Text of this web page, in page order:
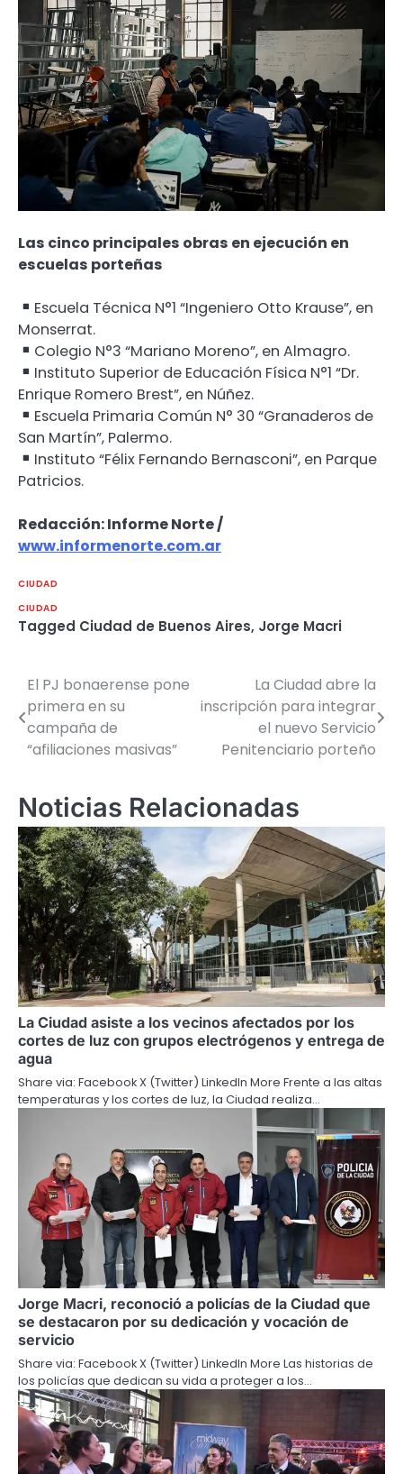
Las cinco principales obras en ejecución en
escuelas porteñas
Escuela Técnica N°1 “Ingeniero Otto Krause”, en
Monserrat.
Colegio N°3 “Mariano Moreno”, en Almagro.
Instituto Superior de Educación Física N°1 “Dr.
Enrique Romero Brest”, en Núñez.
Escuela Primaria Común N° 30 “Granaderos de
San Martín”, Palermo.
Instituto “Félix Fernando Bernasconi”, en Parque
Patricios.
Redacción: Informe Norte /
www.informenorte.com.ar
CIUDAD
CIUDAD
Tagged Ciudad de Buenos Aires, Jorge Macri
Navegación
de
entradas
El PJ bonaerense pone
primera en su
campaña de
“afiliaciones masivas”
La Ciudad abre la
inscripción para integrar
el nuevo Servicio
Penitenciario porteño
Noticias Relacionadas
La Ciudad asiste a los vecinos afectados por los
cortes de luz con grupos electrógenos y entrega de
agua
Share via: Facebook X (Twitter) LinkedIn More Frente a las altas
temperaturas y los cortes de luz, la Ciudad realiza…
Jorge Macri, reconoció a policías de la Ciudad que
se destacaron por su dedicación y vocación de
servicio
Share via: Facebook X (Twitter) LinkedIn More Las historias de
los policías que dedican su vida a proteger a los…